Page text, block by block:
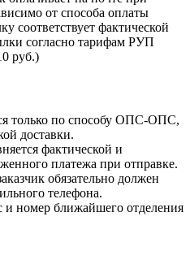
от способа оплаты
соответствует фактической
согласно тарифам РУП
руб.)
только по способу ОПС-ОПС,
доставки.
фактической и
платежа при отправке.
обязательно должен
телефона.
и номер ближайшего отделения